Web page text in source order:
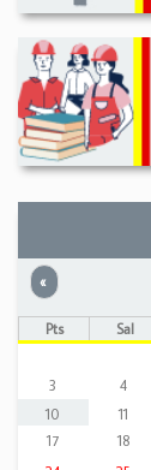
« Önceki
Pts Sal
3
4
10
11
17
18